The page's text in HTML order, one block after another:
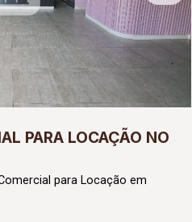
PARA LOCAÇÃO NO
para Locação em